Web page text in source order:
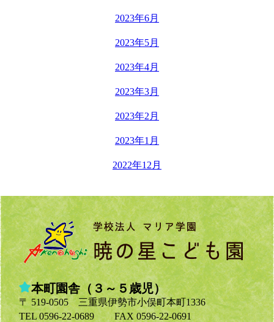
2023年6月
2023年5月
2023年4月
2023年3月
2023年2月
2023年1月
2022年12月
本町園舎（３～５歳児）
〒 519-0505 三重県伊勢市小俣町本町1336
TEL 0596-22-0689
FAX 0596-22-0691